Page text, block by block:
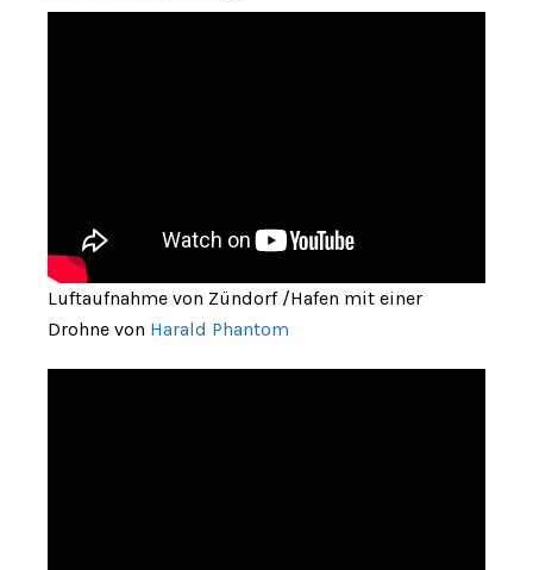
Luftaufnahme von Zündorf /Hafen mit einer
Drohne von Harald Phantom